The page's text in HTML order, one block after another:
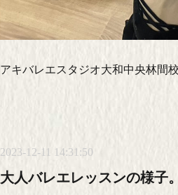
アキバレエスタジオ大和中央林間
2023-12-11 14:31:50
大人バレエレッスンの様子。